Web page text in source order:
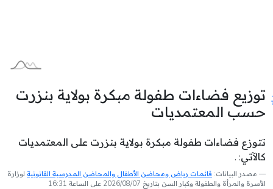
توزيع فضاءات طفولة مبكرة بولاية بنزرت
حسب المعتمديات
تتوزع فضاءات طفولة مبكرة بولاية بنزرت على المعتمديات
كالآتي: .
مصدر البيانات: قائمات رياض ومحاضن الأطفال والمحاضن المدرسية القانونية لوزارة
الأسرة والمرأة والطفولة وكبار السن بتاريخ 2026/08/07 على الساعة 16:31